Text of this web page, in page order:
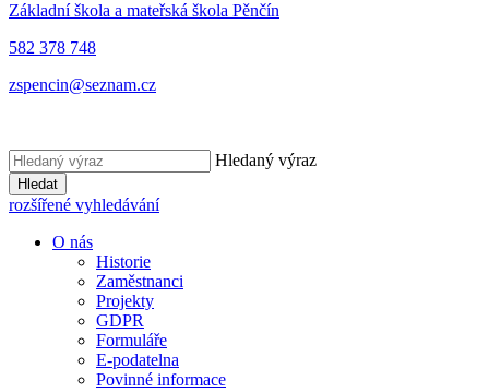
Základní škola a mateřská škola Pěnčín
582 378 748
zspencin@seznam.cz
Hledaný výraz
Hledat
rozšířené vyhledávání
O nás
Historie
Zaměstnanci
Projekty
GDPR
Formuláře
E-podatelna
Povinné informace